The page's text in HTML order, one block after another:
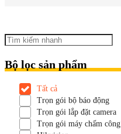
Bộ lọc sản phẩm
Tất cả
Trọn gói bộ báo động
Trọn gói lắp đặt camera
Trọn gói máy chấm công